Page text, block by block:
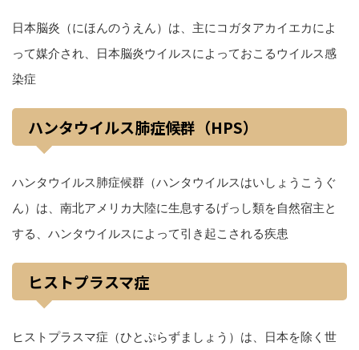
日本脳炎（にほんのうえん）は、主にコガタアカイエカによ
って媒介され、日本脳炎ウイルスによっておこるウイルス感
染症
ハンタウイルス肺症候群（HPS）
ハンタウイルス肺症候群（ハンタウイルスはいしょうこうぐ
ん）は、南北アメリカ大陸に生息するげっし類を自然宿主と
する、ハンタウイルスによって引き起こされる疾患
ヒストプラスマ症
ヒストプラスマ症（ひとぷらずましょう）は、日本を除く世